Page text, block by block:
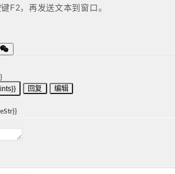
F2，再发送文本到窗口。
回复 编辑